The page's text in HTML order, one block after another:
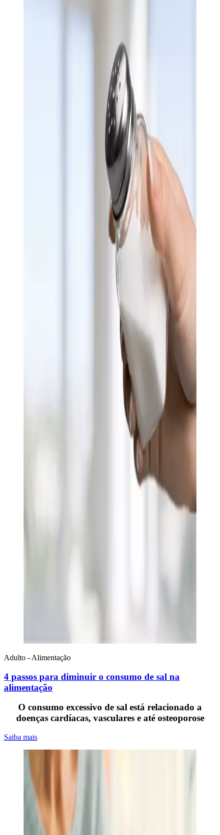
Adulto - Alimentação
4 passos para diminuir o consumo de sal na
alimentação
O consumo excessivo de sal está relacionado a
doenças cardíacas, vasculares e até osteoporose
Saiba mais